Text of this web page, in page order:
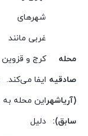
محله
صادقیه
(آریاشهر
سابق):
شهرهای
غربی مانند
کرج و قزوین
ایفا می‌کند.
این محله به
دلیل